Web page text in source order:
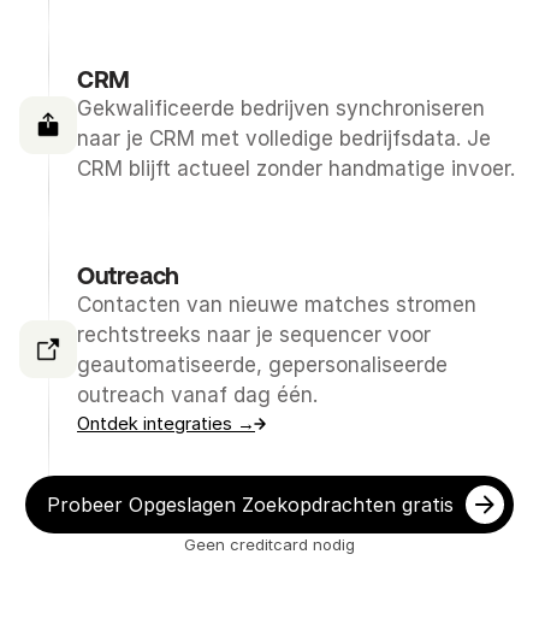
CRM
Gekwalificeerde bedrijven synchroniseren
naar je CRM met volledige bedrijfsdata. Je
CRM blijft actueel zonder handmatige invoer.
Outreach
Contacten van nieuwe matches stromen
rechtstreeks naar je sequencer voor
geautomatiseerde, gepersonaliseerde
outreach vanaf dag één.
Ontdek integraties →
Probeer Opgeslagen Zoekopdrachten gratis
Geen creditcard nodig